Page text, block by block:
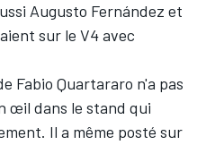
Augusto Fernández et
sur le V4 avec
Fabio Quartararo n'a pas
œil dans le stand qui
Il a même posté sur